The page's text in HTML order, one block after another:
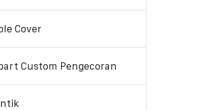
Cover
Custom Pengecoran